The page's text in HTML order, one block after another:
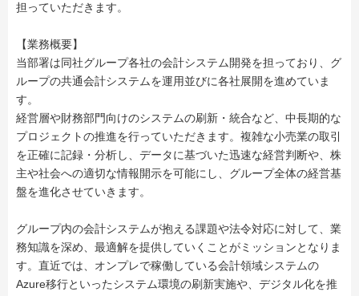
担っていただきます。
【業務概要】
当部署は同社グループ各社の会計システム開発を担っており、グ
ループの共通会計システムを運用並びに各社展開を進めていま
す。
経営層や財務部門向けのシステムの刷新・統合など、中長期的な
プロジェクトの推進を行っていただきます。複雑な小売業の取引
を正確に記録・分析し、データに基づいた迅速な経営判断や、株
主や社会への適切な情報開示を可能にし、グループ全体の経営基
盤を進化させていきます。
グループ内の会計システムが抱える課題や法令対応に対して、業
務知識を深め、最適解を提供していくことがミッションとなりま
す。直近では、オンプレで稼働している会計領域システムの
Azure移行といったシステム環境の刷新実施や、デジタル化を推